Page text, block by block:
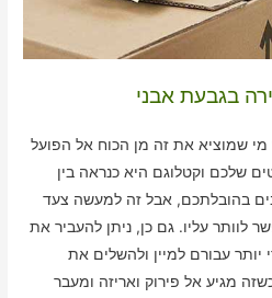
בגבעת אבני
שמוציא את זה מן הכוח אל הפועל
שלכם וקטלוגם היא כנראה בין
בהובלתכם, אבל זה למעשה צעד
לוותר עליו. גם כן, ניתן להעביר את
עבורם למיין ולהשלים את
מגיע אל פירוק ואריזה ומעבר